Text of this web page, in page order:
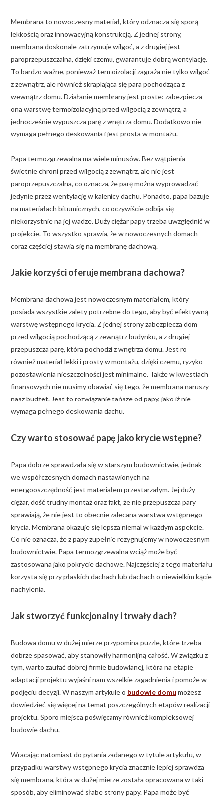
Membrana to nowoczesny materiał, który odznacza się sporą
lekkością oraz innowacyjną konstrukcją. Z jednej strony,
membrana doskonale zatrzymuje wilgoć, a z drugiej jest
paroprzepuszczalna, dzięki czemu, gwarantuje dobrą wentylację.
To bardzo ważne, ponieważ termoizolacji zagraża nie tylko wilgoć
z zewnątrz, ale również skraplająca się para pochodząca z
wewnątrz domu. Działanie membrany jest proste: zabezpiecza
ona warstwę termoizolacyjną przed wilgocią z zewnątrz, a
jednocześnie wypuszcza parę z wnętrza domu. Dodatkowo nie
wymaga pełnego deskowania i jest prosta w montażu.
Papa termozgrzewalna ma wiele minusów. Bez wątpienia
świetnie chroni przed wilgocią z zewnątrz, ale nie jest
paroprzepuszczalna, co oznacza, że parę można wyprowadzać
jedynie przez wentylację w kalenicy dachu. Ponadto, papa bazuje
na materiałach bitumicznych, co oczywiście odbija się
niekorzystnie na jej wadze. Duży ciężar papy trzeba uwzględnić w
projekcie. To wszystko sprawia, że w nowoczesnych domach
coraz częściej stawia się na membranę dachową.
Jakie korzyści oferuje membrana dachowa?
Membrana dachowa jest nowoczesnym materiałem, który
posiada wszystkie zalety potrzebne do tego, aby być efektywną
warstwę wstępnego krycia. Z jednej strony zabezpiecza dom
przed wilgocią pochodzącą z zewnątrz budynku, a z drugiej
przepuszcza parę, która pochodzi z wnętrza domu. Jest ro
również materiał lekki i prosty w montażu, dzięki czemu, ryzyko
pozostawienia nieszczelności jest minimalne. Także w kwestiach
finansowych nie musimy obawiać się tego, że membrana naruszy
nasz budżet. Jest to rozwiązanie tańsze od papy, jako iż nie
wymaga pełnego deskowania dachu.
Czy warto stosować papę jako krycie wstępne?
Papa dobrze sprawdzała się w starszym budownictwie, jednak
we współczesnych domach nastawionych na
energooszczędność jest materiałem przestarzałym. Jej duży
ciężar, dość trudny montaż oraz fakt, że nie przepuszcza pary
sprawiają, że nie jest to obecnie zalecana warstwa wstępnego
krycia. Membrana okazuje się lepsza niemal w każdym aspekcie.
Co nie oznacza, że z papy zupełnie rezygnujemy w nowoczesnym
budownictwie. Papa termozgrzewalna wciąż może być
zastosowana jako pokrycie dachowe. Najczęściej z tego materiału
korzysta się przy płaskich dachach lub dachach o niewielkim kącie
nachylenia.
Jak stworzyć funkcjonalny i trwały dach?
Budowa domu w dużej mierze przypomina puzzle, które trzeba
dobrze spasować, aby stanowiły harmonijną całość. W związku z
tym, warto zaufać dobrej firmie budowlanej, która na etapie
adaptacji projektu wyjaśni nam wszelkie zagadnienia i pomoże w
podjęciu decyzji. W naszym artykule o budowie domu możesz
dowiedzieć się więcej na temat poszczególnych etapów realizacji
projektu. Sporo miejsca poświęcamy również kompleksowej
budowie dachu.
Wracając natomiast do pytania zadanego w tytule artykułu, w
przypadku warstwy wstępnego krycia znacznie lepiej sprawdza
się membrana, która w dużej mierze została opracowana w taki
sposób, aby eliminować słabe strony papy. Papa może być